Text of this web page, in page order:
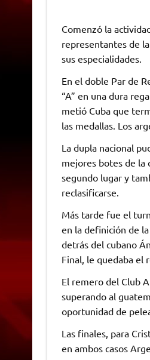
Comenzó la
representantes de
sus especialidades.
En el doble Par de
“A” en una dura
metió Cuba que
las medallas. Los
La dupla nacional
mejores botes de la
segundo lugar y
reclasificarse.
Más tarde fue el
en la definición de
detrás del cubano
Final, le quedaba el
El remero del Club
superando al
oportunidad de
Las finales, para
en ambos casos